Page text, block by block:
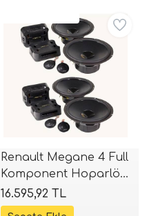
Renault Megane 4 Full
Komponent Hoparlör
Seti | Ön & Arka Hertz
DPK 165 | 16cm + 16cm
16.595,92 TL